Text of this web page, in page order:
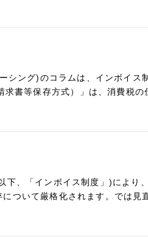
シング)のコラムは、インボイス
書等保存方式）」は、消費税の
下、「インボイス制度」)により
ついて厳格化されます。では見